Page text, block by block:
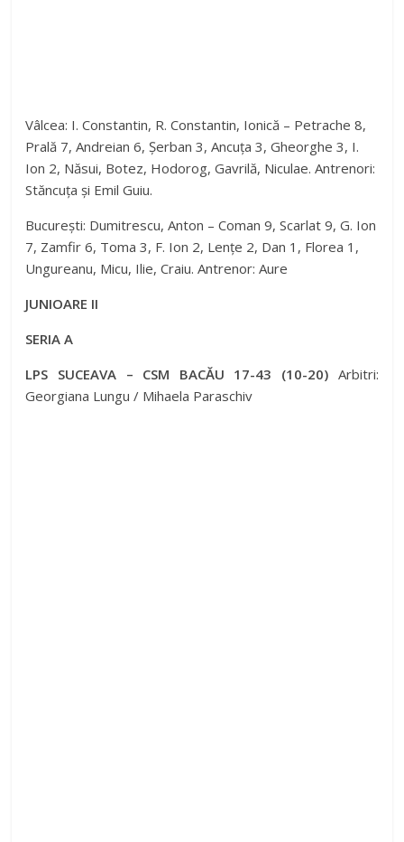
Vâlcea: I. Constantin, R. Constantin, Ionică – Petrache 8,
Prală 7, Andreian 6, Șerban 3, Ancuța 3, Gheorghe 3, I.
Ion 2, Năsui, Botez, Hodorog, Gavrilă, Niculae. Antrenori:
Stăncuța și Emil Guiu.
București: Dumitrescu, Anton – Coman 9, Scarlat 9, G. Ion
7, Zamfir 6, Toma 3, F. Ion 2, Lențe 2, Dan 1, Florea 1,
Ungureanu, Micu, Ilie, Craiu. Antrenor: Aure
JUNIOARE II
SERIA A
LPS SUCEAVA – CSM BACĂU 17-43 (10-20)Arbitri:
Georgiana Lungu / Mihaela Paraschiv